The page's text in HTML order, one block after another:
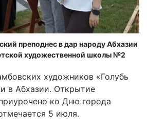
преподнес в дар народу Абхазии
художественной школы №2
художников «Голубь
в Абхазии. Открытие
ко Дню города
5 июля.